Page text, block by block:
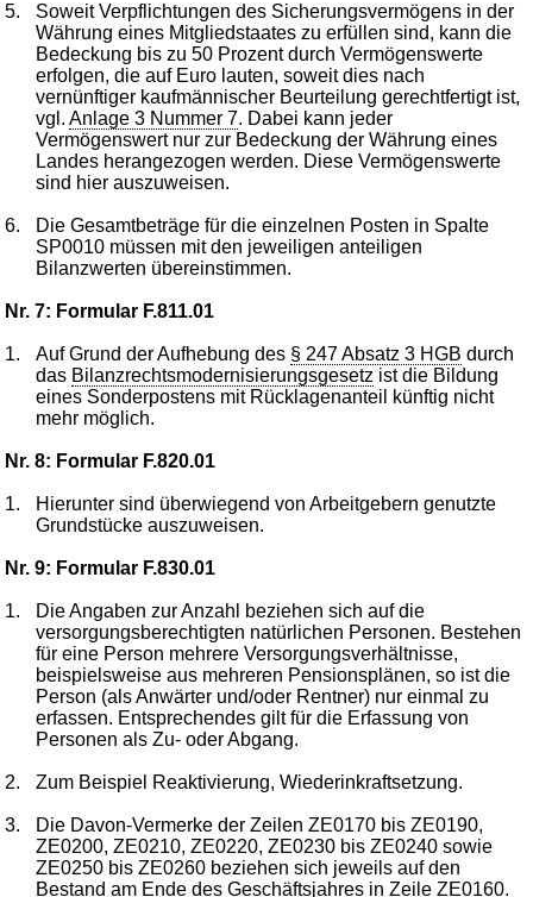
5.
Soweit Verpflichtungen des Sicherungsvermögens in der
Währung eines Mitgliedstaates zu erfüllen sind, kann die
Bedeckung bis zu 50 Prozent durch Vermögenswerte
erfolgen, die auf Euro lauten, soweit dies nach
vernünftiger kaufmännischer Beurteilung gerechtfertigt ist,
vgl.Anlage 3 Nummer 7. Dabei kann jeder
Vermögenswert nur zur Bedeckung der Währung eines
Landes herangezogen werden. Diese Vermögenswerte
sind hier auszuweisen.
6.
Die Gesamtbeträge für die einzelnen Posten in Spalte
SP0010 müssen mit den jeweiligen anteiligen
Bilanzwerten übereinstimmen.
Nr. 7: Formular F.811.01
1. Auf Grund der Aufhebung des § 247 Absatz 3 HGB durch
das Bilanzrechtsmodernisierungsgesetz ist die Bildung
eines Sonderpostens mit Rücklagenanteil künftig nicht
mehr möglich.
Nr. 8: Formular F.820.01
1.
Hierunter sind überwiegend von Arbeitgebern genutzte
Grundstücke auszuweisen.
Nr. 9: Formular F.830.01
1.
Die Angaben zur Anzahl beziehen sich auf die
versorgungsberechtigten natürlichen Personen. Bestehen
für eine Person mehrere Versorgungsverhältnisse,
beispielsweise aus mehreren Pensionsplänen, so ist die
Person (als Anwärter und/oder Rentner) nur einmal zu
erfassen. Entsprechendes gilt für die Erfassung von
Personen als Zu- oder Abgang.
2. Zum Beispiel Reaktivierung, Wiederinkraftsetzung.
3.
Die Davon-Vermerke der Zeilen ZE0170 bis ZE0190,
ZE0200, ZE0210, ZE0220, ZE0230 bis ZE0240 sowie
ZE0250 bis ZE0260 beziehen sich jeweils auf den
Bestand am Ende des Geschäftsjahres in Zeile ZE0160.